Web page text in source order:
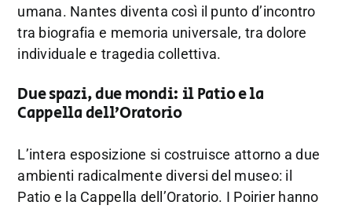
umana. Nantes diventa così il punto d’incontro
tra biografia e memoria universale, tra dolore
individuale e tragedia collettiva.
Due spazi, due mondi: il Patio e la
Cappella dell’Oratorio
L’intera esposizione si costruisce attorno a due
ambienti radicalmente diversi del museo: il
Patio e la Cappella dell’Oratorio. I Poirier hanno